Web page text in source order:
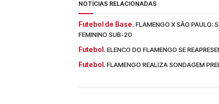
NOTÍCIAS RELACIONADAS
Futebol de Base. FLAMENGO X SÃO PAULO:
FEMININO SUB-20
Futebol. ELENCO DO FLAMENGO SE
Futebol. FLAMENGO REALIZA SONDAGEM